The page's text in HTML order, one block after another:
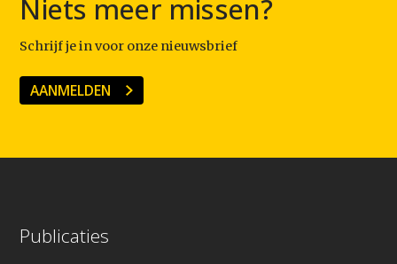
Niets meer missen?
Schrijf je in voor onze nieuwsbrief
AANMELDEN
Publicaties